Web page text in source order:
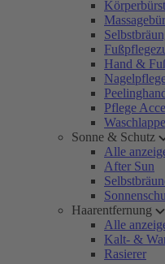
Hand &
Pflege
Sonne & Schutz
Alle
After Sun
Haarentfernung
Alle
Kalt- &
Rasierer